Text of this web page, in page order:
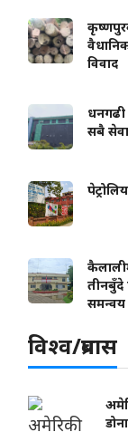
विवाद
धनगढी
सबै
तीनबुँदे
समन्वय
विश्व/प्रबास